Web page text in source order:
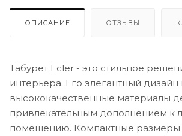
ОПИСАНИЕ ОТЗЫВЫ
Табурет Ecler - это стильное
интерьера. Его элегантный дизайн
высококачественные материалы
привлекательным дополнением к
помещению. Компактные размеры